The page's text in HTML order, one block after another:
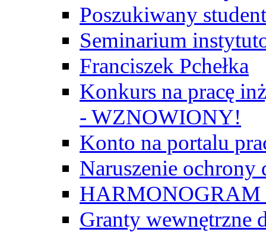
Poszukiwany
Seminarium
Franciszek Pchełka
Konkurs na pracę
- WZNOWIONY!
Konto na portalu
Naruszenie ochrony
Granty wewnętrzne